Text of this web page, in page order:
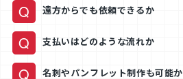
Q 遠方からでも依頼できるか
Q 支払いはどのような流れか
Q 名刺やパンフレット制作も可能か